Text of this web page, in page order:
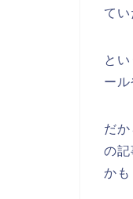
て
と
ー
だ
の
かも